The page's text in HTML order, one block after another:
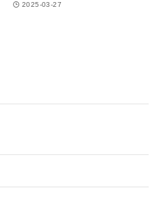
2025-03-27